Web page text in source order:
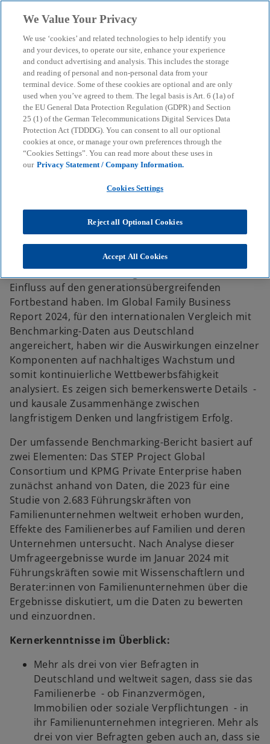
menu search
Global Family Business
Report 2024
Warum das Familienerbe ein besonderer
Erfolgsfaktor für Familienunternehmen sein kann.
Business Performance & Resilience
Von Grundbesitz bis zu überlieferten Traditionen
und Werten: Das Erbe in Familienunternehmen ist
vielschichtig. Klar ist jedoch, dass die materiellen
und immateriellen Vermögenswerte erheblichen
Einfluss auf den generationsübergreifenden
Fortbestand haben. Im Global Family Business
Report 2024, für den internationalen Vergleich mit
Benchmarking-Daten aus Deutschland
angereichert, haben wir die Auswirkungen einzelner
Komponenten auf nachhaltiges Wachstum und
somit kontinuierliche Wettbewerbsfähigkeit
analysiert. Es zeigen sich bemerkenswerte Details -
und kausale Zusammenhänge zwischen
langfristigem Denken und langfristigem Erfolg.
Der umfassende Benchmarking-Bericht basiert auf
zwei Elementen: Das STEP Project Global
Consortium und KPMG Private Enterprise haben
zunächst anhand von Daten, die 2023 für eine
Studie von 2.683 Führungskräften von
Familienunternehmen weltweit erhoben wurden,
Effekte des Familienerbes auf Familien und deren
Unternehmen untersucht. Nach Analyse dieser
Umfrageergebnisse wurde im Januar 2024 mit
Führungskräften sowie mit Wissenschaftlern und
Berater:innen von Familienunternehmen über die
Ergebnisse diskutiert, um die Daten zu bewerten
und einzuordnen.
Kernerkenntnisse im Überblick:
Mehr als drei von vier Befragten in
Deutschland und weltweit sagen, dass sie das
Familienerbe - ob Finanzvermögen,
Immobilien oder soziale Verpflichtungen - in
ihr Familienunternehmen integrieren. Mehr als
drei von vier Befragten geben auch an, dass sie
We Value Your Privacy
We use ‘cookies’ and related technologies to help identify you
and your devices, to operate our site, enhance your experience
and conduct advertising and analysis. This includes the storage
and reading of personal and non-personal data from your
terminal device. Some of these cookies are optional and are only
used when you’ve agreed to them. The legal basis is Art. 6 (1a) of
the EU General Data Protection Regulation (GDPR) and Section
25 (1) of the German Telecommunications Digital Services Data
Protection Act (TDDDG). You can consent to all our optional
cookies at once, or manage your own preferences through the
“Cookies Settings”. You can read more about these uses in
our Privacy Statement / Company Information.
Cookies Settings
Reject all Optional Cookies
Accept All Cookies